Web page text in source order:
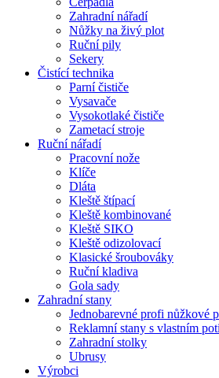
Zahradní nářadí
Nůžky na živý plot
Ruční pily
Sekery
Čistící technika
Parní čističe
Vysavače
Vysokotlaké čističe
Zametací stroje
Ruční nářadí
Pracovní nože
Klíče
Dláta
Kleště štípací
Kleště kombinované
Kleště SIKO
Kleště odizolovací
Klasické šroubováky
Ruční kladiva
Gola sady
Zahradní stany
Jednobarevné profi nůžkové
Reklamní stany s vlastním
Zahradní stolky
Ubrusy
Výrobci